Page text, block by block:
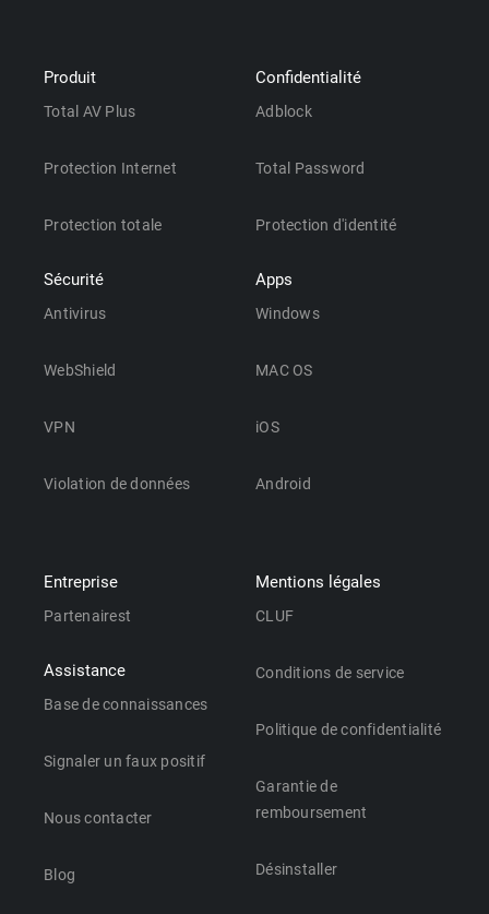
Produit
Total AV Plus
Protection Internet
Protection totale
Sécurité
Antivirus
WebShield
VPN
Violation de données
Confidentialité
Adblock
Total Password
Protection d'identité
Apps
Windows
MAC OS
iOS
Android
Entreprise
Partenairest
Assistance
Base de connaissances
Signaler un faux positif
Nous contacter
Blog
Mentions légales
CLUF
Conditions de service
Politique de confidentialité
Garantie de
remboursement
Désinstaller